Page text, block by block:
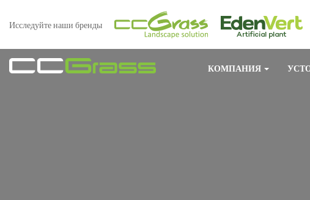
Исследуйте наши бренды
КОМПАНИЯ